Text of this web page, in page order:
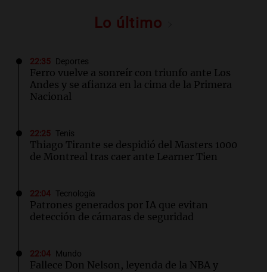
Lo último
22:35 Deportes
Ferro vuelve a sonreír con triunfo ante Los
Andes y se afianza en la cima de la Primera
Nacional
22:25 Tenis
Thiago Tirante se despidió del Masters 1000
de Montreal tras caer ante Learner Tien
22:04 Tecnología
Patrones generados por IA que evitan
detección de cámaras de seguridad
22:04 Mundo
Fallece Don Nelson, leyenda de la NBA y